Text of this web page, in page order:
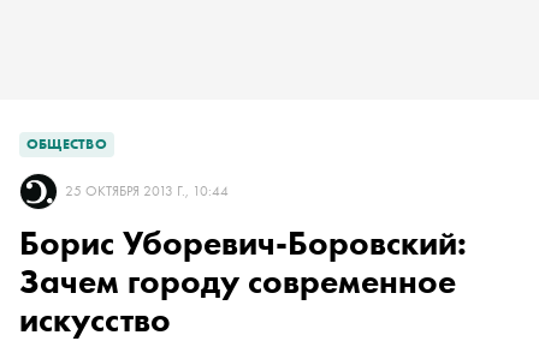
ОБЩЕСТВО
25 ОКТЯБРЯ 2013 Г., 10:44
Борис Уборевич-Боровский:
Зачем городу современное
искусство